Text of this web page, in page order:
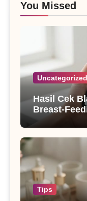
You Missed
Uncategorized
Hasil Cek
Breast-
Tips